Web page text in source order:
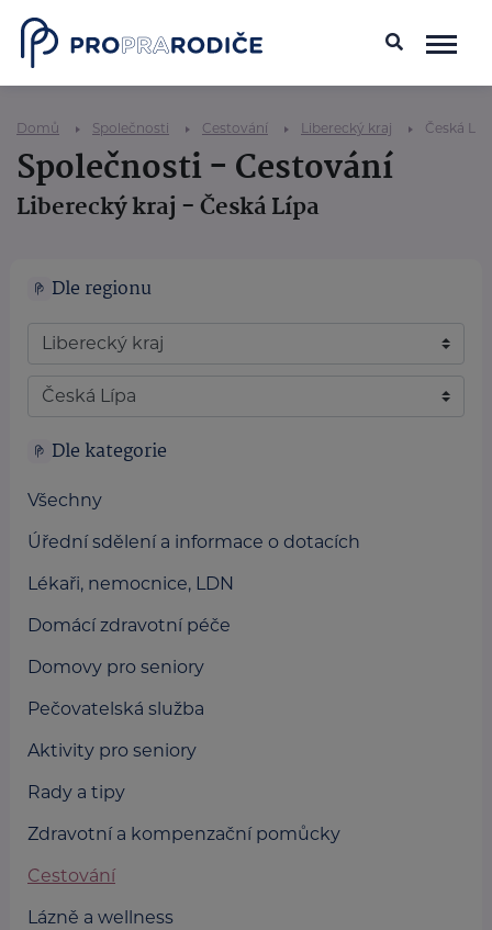
Domů Společnosti Cestování Liberecký kraj Česká
Společnosti - Cestování
Liberecký kraj - Česká Lípa
Dle regionu
Dle kategorie
Všechny
Úřední sdělení a informace o dotacích
Lékaři, nemocnice, LDN
Domácí zdravotní péče
Domovy pro seniory
Pečovatelská služba
Aktivity pro seniory
Rady a tipy
Zdravotní a kompenzační pomůcky
Cestování
Lázně a wellness